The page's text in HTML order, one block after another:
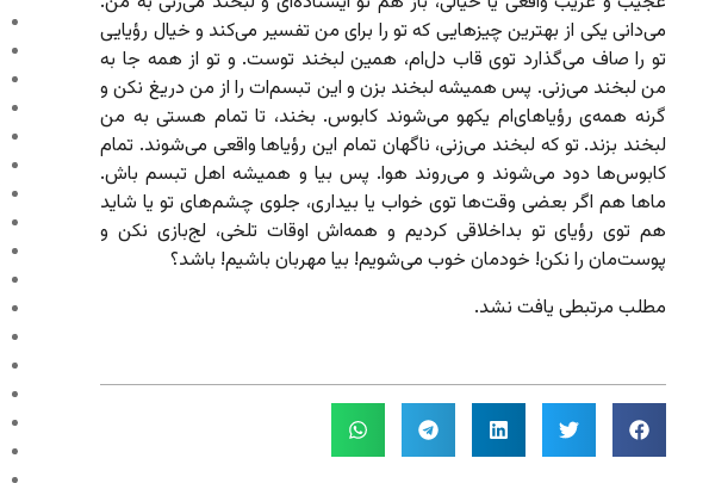
می‌دانی یکی از بهترین چیزهایی که تو را برای من تفسیر می‌کند و خیال رؤیایی
تو را صاف می‌گذارد توی قاب دل‌ام، همین لبخند توست. و تو از همه جا به
من لبخند می‌زنی. پس همیشه لبخند بزن و این تبسم‌ات را از من دریغ نکن و
گرنه همه‌ی رؤیاهای‌ام یکهو می‌شوند کابوس. بخند، تا تمام هستی به من
لبخند بزند. تو که لبخند می‌زنی، ناگهان تمام این رؤیاها واقعی می‌شوند. تمام
کابوس‌ها دود می‌شوند و می‌روند هوا. پس بیا و همیشه اهل تبسم باش.
ماها هم اگر بعضی وقت‌ها توی خواب یا بیداری، جلوی چشم‌های تو یا شاید
هم توی رؤیای تو بداخلاقی کردیم و همه‌اش اوقات تلخی، لج‌بازی نکن و
پوست‌مان را نکن! خودمان خوب می‌شویم! بیا مهربان باشیم! باشد؟
مطلب مرتبطی یافت نشد.